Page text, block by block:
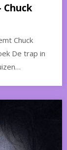
Chuck
Chuck
De trap in